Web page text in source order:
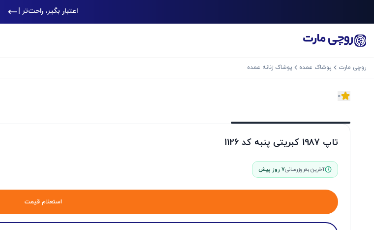
اعتبار بگیر، راحت‌تر خرید ک|
روچی مارت پوشاک عمده پوشاک زنانه عمده
0
تاپ 1987 کبریتی پنبه کد 1126
آخرین به‌روزرسانی7 روز پیش
استعلام قیمت